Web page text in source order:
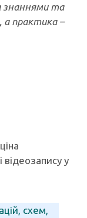
знаннями та
а практика –
відеозапису у
схем,